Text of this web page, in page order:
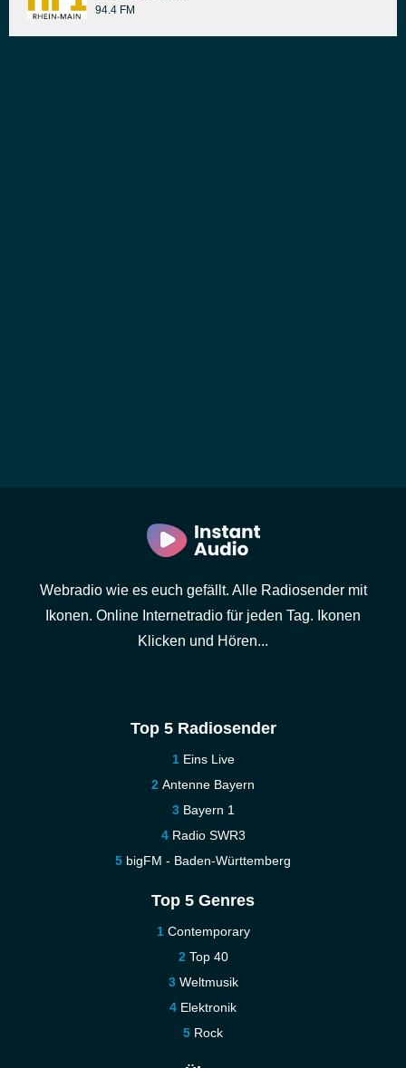
94.4 FM
Webradio wie es euch gefällt. Alle Radiosender mit
Ikonen. Online Internetradio für jeden Tag. Ikonen
Klicken und Hören...
Top 5 Radiosender
Eins Live
Antenne Bayern
Bayern 1
Radio SWR3
bigFM - Baden-Württemberg
Top 5 Genres
Contemporary
Top 40
Weltmusik
Elektronik
Rock